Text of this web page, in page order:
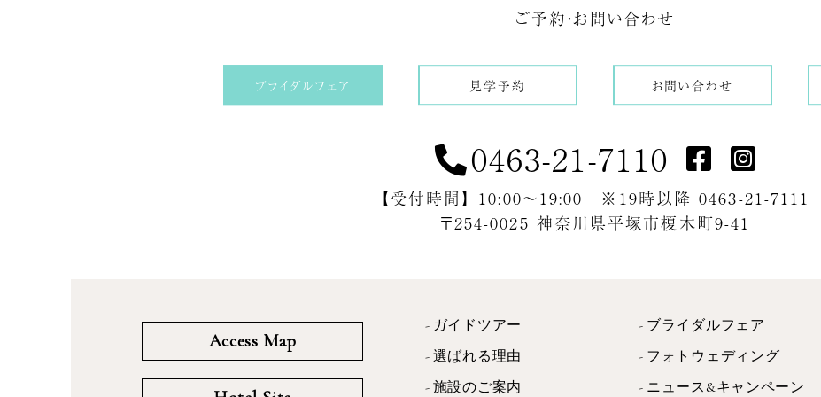
ご予約・お問い合わせ
ブライダルフェア 見学予約 お問い合わせ
0463-21-7110
【受付時間】 10:00～19:00 ※19時以降 0463-21-7111
〒254-0025 神奈川県平塚市榎木町9-41
Access Map
ガイドツアー
選ばれる理由
施設のご案内
ブライダルフェア
フォトウェディング
ニュース&キャンペーン